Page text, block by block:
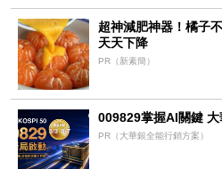
超神減肥神器！橘子
天天下降
PR（新素簡）
009829掌握AI關鍵
PR（大華銀全能行銷方案）